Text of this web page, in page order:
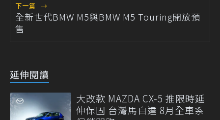
下一篇 →
全新世代BMW M5與BMW M5 Touring開放預
售
延伸閱讀
大改款 MAZDA CX-5 推限時延
伸保固 台灣馬自達 8月全車系